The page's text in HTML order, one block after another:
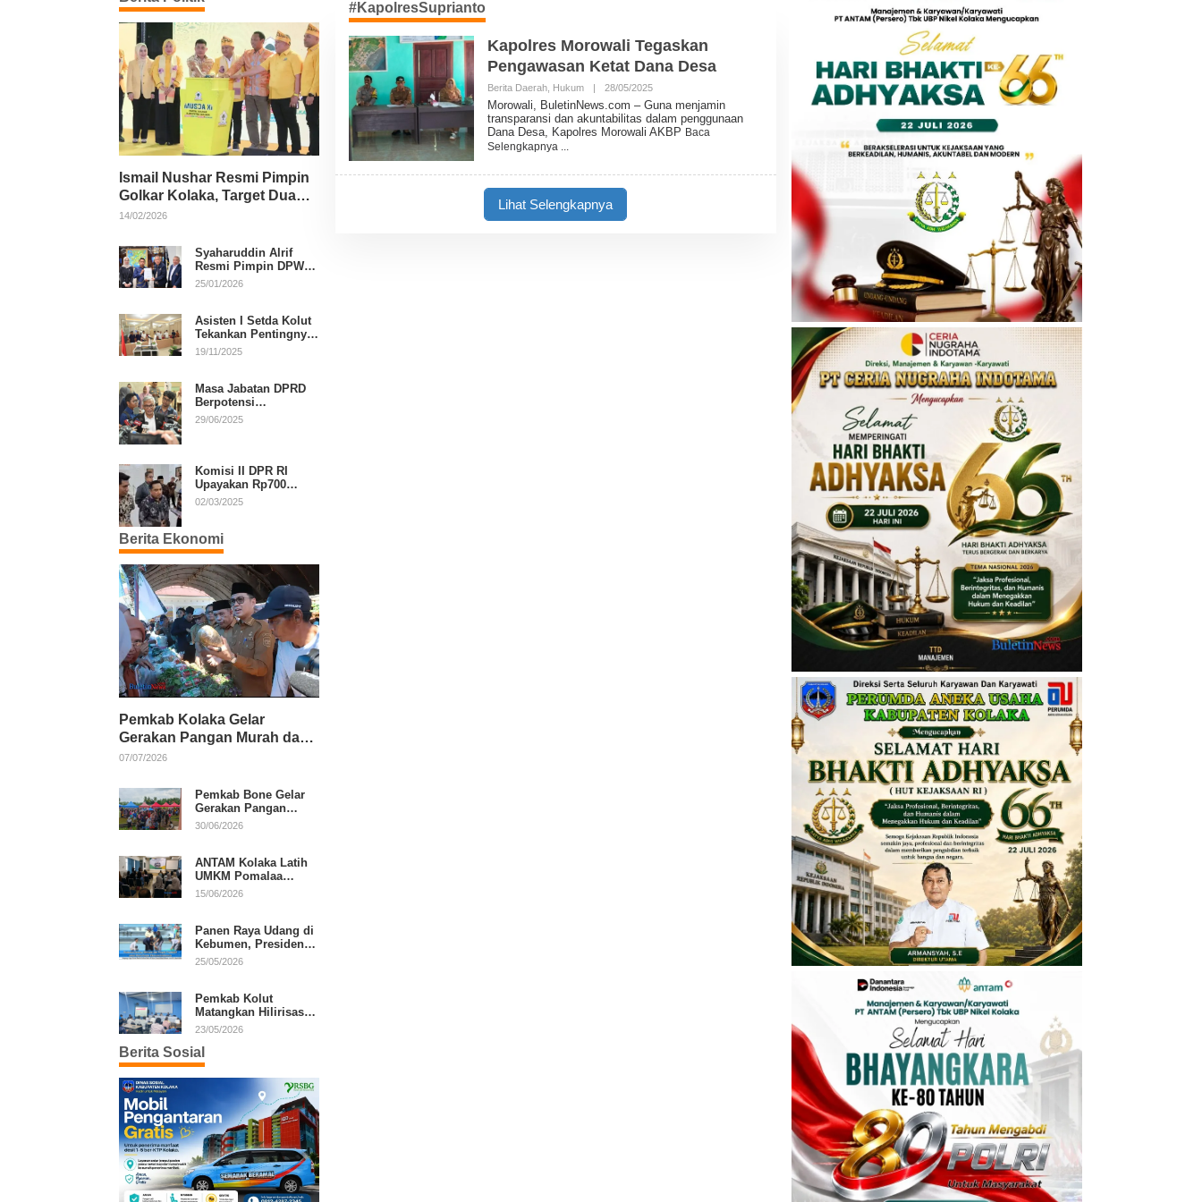
Ismail Nushar Resmi Pimpin
Golkar Kolaka, Target Dua
Kursi per Dapil
14/02/2026
Syaharuddin Alrif
Resmi Pimpin DPW
NasDem Sulsel
25/01/2026
Asisten I Setda Kolut
Tekankan Pentingnya
Pendidikan Politik
19/11/2025
Masa Jabatan DPRD
Berpotensi
Diperpanjang, Aria
29/06/2025
Komisi II DPR RI
Upayakan Rp700
Miliar dari APBN
Putusan MK
02/03/2025
Berita Ekonomi
Pemkab Kolaka Gelar
Gerakan Pangan Murah dan
Salurkan Pupuk Organik
07/07/2026
Pemkab Bone Gelar
Gerakan Pangan
Murah, Warga Serbu
30/06/2026
ANTAM Kolaka Latih
UMKM Pomalaa
Kembangkan Produk
15/06/2026
Panen Raya Udang di
Kebumen, Presiden
Prabowo Tekankan
25/05/2026
Pemkab Kolut
Matangkan Hilirisasi
Kakao dan Kelapa,
Daerah
23/05/2026
Berita Sosial
#KapolresSuprianto
Kapolres Morowali Tegaskan
Pengawasan Ketat Dana Desa
Berita Daerah, Hukum | 28/05/2025O
E
H
B
E
Morowali, BuletinNews.com – Guna menjamin
transparansi dan akuntabilitas dalam penggunaan
Dana Desa, Kapolres Morowali AKBP Baca
Selengkapnya
Lihat Selengkapnya